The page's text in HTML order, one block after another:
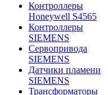
Контроллеры
Honeywell S4565
Контроллеры
SIEMENS
Сервопривода
SIEMENS
Датчики пламени
SIEMENS
Трансформаторы